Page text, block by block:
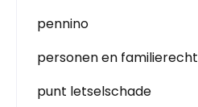
pennino
personen en familierecht
punt letselschade